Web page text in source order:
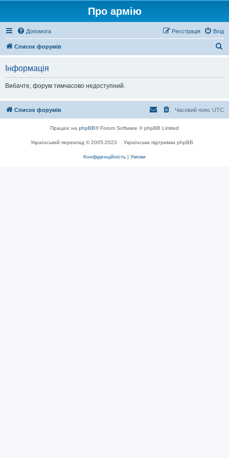
Про армію
Допомога Вхід
Реєстрація
Список форумів
Інформація
Вибачте, форум тимчасово недоступний.
Список форумів Часовий пояс UTC
Працює на phpBB® Forum Software © phpBB Limited
Український переклад © 2005-2023 Українська підтримка phpBB
Конфіденційність | Умови